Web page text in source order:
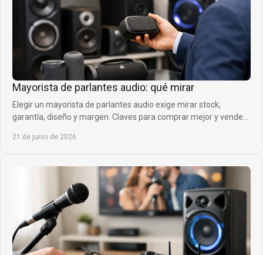
Mayorista de parlantes audio: qué mirar
Elegir un mayorista de parlantes audio exige mirar stock,
garantía, diseño y margen. Claves para comprar mejor y vender
21 de junio de 2026